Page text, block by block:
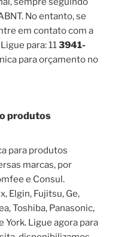
No entanto, se
em contato com a
para: 113941-
para orçamento no
produtos
para produtos
marcas, por
e Consul.
Elgin, Fujitsu, Ge,
Toshiba, Panasonic,
York. Ligue agora para